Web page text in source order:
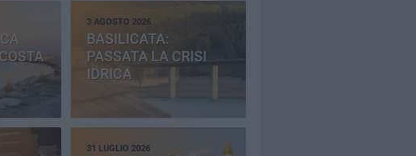
3 AGOSTO 2026
BASILICATA:
PASSATA LA CRISI
IDRICA
31 LUGLIO 2026